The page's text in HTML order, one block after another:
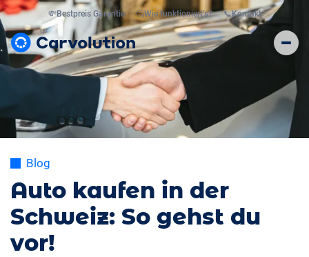
💸Bestpreis Garantie 🤔Wie funktioniert’s? 📞Kontakt
Blog
Auto kaufen in der
Schweiz: So gehst du
vor!